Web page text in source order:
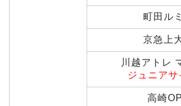
町田ル
京急上
川越アトレ
ジュニアサ
高崎